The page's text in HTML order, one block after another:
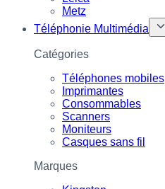
Metz
Téléphonie Multimédia
Catégories
Téléphones mobiles
Imprimantes
Consommables
Scanners
Moniteurs
Casques sans fil
Marques